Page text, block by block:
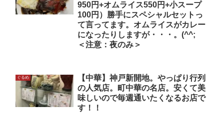
950円+オムライス550円+小スープ
100円）勝手にスペシャルセットっ
て言ってます。オムライスがカレー
になったりしますが・・・。(^^;
＜注意：夜のみ＞
ぐるめ
【中華】神戸新開地。やっぱり行列
の人気店。町中華の名店。安くて美
味しいので毎週通いたくなるお店で
す！！